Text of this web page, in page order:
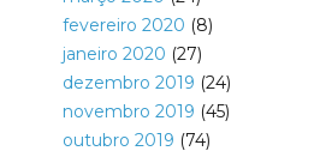
fevereiro 2020 (8)
janeiro 2020 (27)
dezembro 2019 (24)
novembro 2019 (45)
outubro 2019 (74)